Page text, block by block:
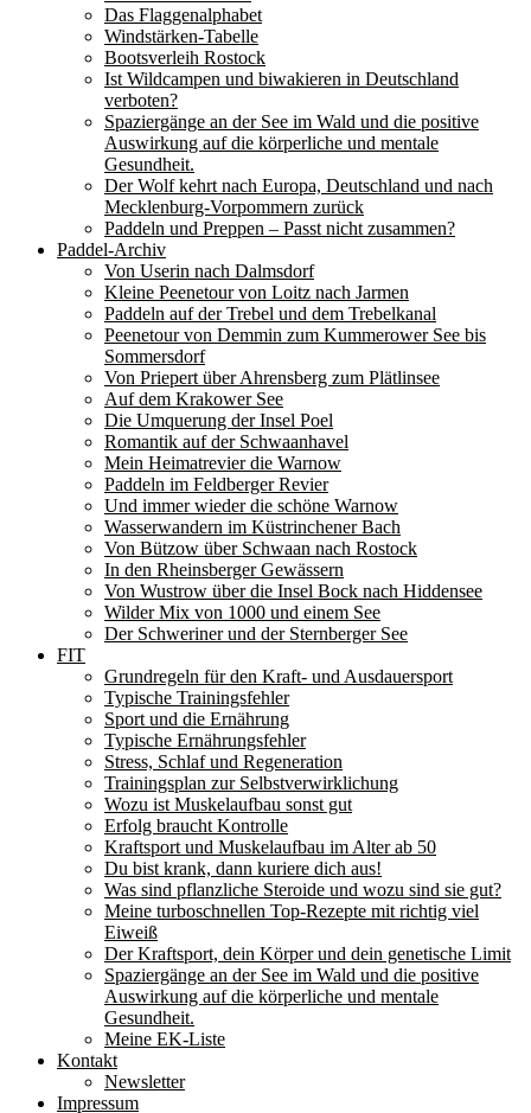
Das Flaggenalphabet
Windstärken-Tabelle
Bootsverleih Rostock
Ist Wildcampen und biwakieren in Deutschland
verboten?
Spaziergänge an der See im Wald und die positive
Auswirkung auf die körperliche und mentale
Gesundheit.
Der Wolf kehrt nach Europa, Deutschland und nach
Mecklenburg-Vorpommern zurück
Paddeln und Preppen – Passt nicht zusammen?
Paddel-Archiv
Von Userin nach Dalmsdorf
Kleine Peenetour von Loitz nach Jarmen
Paddeln auf der Trebel und dem Trebelkanal
Peenetour von Demmin zum Kummerower See bis
Sommersdorf
Von Priepert über Ahrensberg zum Plätlinsee
Auf dem Krakower See
Die Umquerung der Insel Poel
Romantik auf der Schwaanhavel
Mein Heimatrevier die Warnow
Paddeln im Feldberger Revier
Und immer wieder die schöne Warnow
Wasserwandern im Küstrinchener Bach
Von Bützow über Schwaan nach Rostock
In den Rheinsberger Gewässern
Von Wustrow über die Insel Bock nach Hiddensee
Wilder Mix von 1000 und einem See
Der Schweriner und der Sternberger See
FIT
Grundregeln für den Kraft- und Ausdauersport
Typische Trainingsfehler
Sport und die Ernährung
Typische Ernährungsfehler
Stress, Schlaf und Regeneration
Trainingsplan zur Selbstverwirklichung
Wozu ist Muskelaufbau sonst gut
Erfolg braucht Kontrolle
Kraftsport und Muskelaufbau im Alter ab 50
Du bist krank, dann kuriere dich aus!
Was sind pflanzliche Steroide und wozu sind sie gut?
Meine turboschnellen Top-Rezepte mit richtig viel
Eiweiß
Der Kraftsport, dein Körper und dein genetische Limit
Spaziergänge an der See im Wald und die positive
Auswirkung auf die körperliche und mentale
Gesundheit.
Meine EK-Liste
Kontakt
Newsletter
Impressum